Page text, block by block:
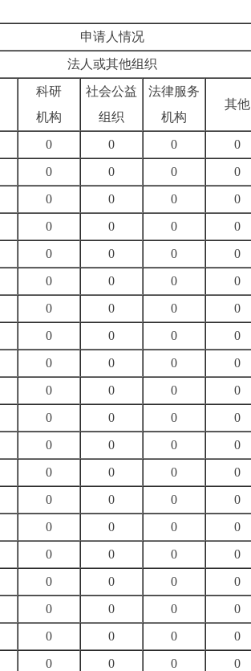
申请人情况
法人或其他组织
科研
机构
社会公益
组织
法律服务
机构
其他
0 0 0 0
0 0 0 0
0 0 0 0
0 0 0 0
0 0 0 0
0 0 0 0
0 0 0 0
0 0 0 0
0 0 0 0
0 0 0 0
0 0 0 0
0 0 0 0
0 0 0 0
0 0 0 0
0 0 0 0
0 0 0 0
0 0 0 0
0 0 0 0
0 0 0 0
0 0 0 0